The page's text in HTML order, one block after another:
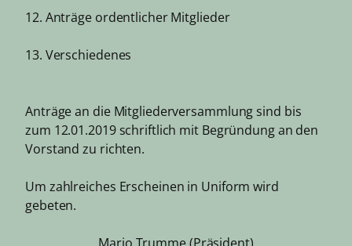
12. Anträge ordentlicher Mitglieder
13. Verschiedenes
Anträge an die Mitgliederversammlung sind bis
zum 12.01.2019 schriftlich mit Begründung an den
Vorstand zu richten.
Um zahlreiches Erscheinen in Uniform wird
gebeten.